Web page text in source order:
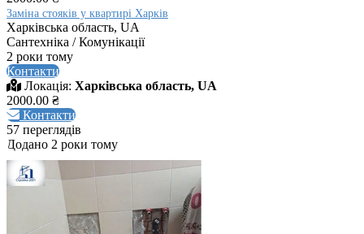
Заміна стояків у квартирі Харків
Харківська область, UA
Сантехніка / Комунікації
2 роки тому
Контакти
Локація: Харківська область, UA
2000.00 ₴
Контакти
57 переглядів
Додано 2 роки тому